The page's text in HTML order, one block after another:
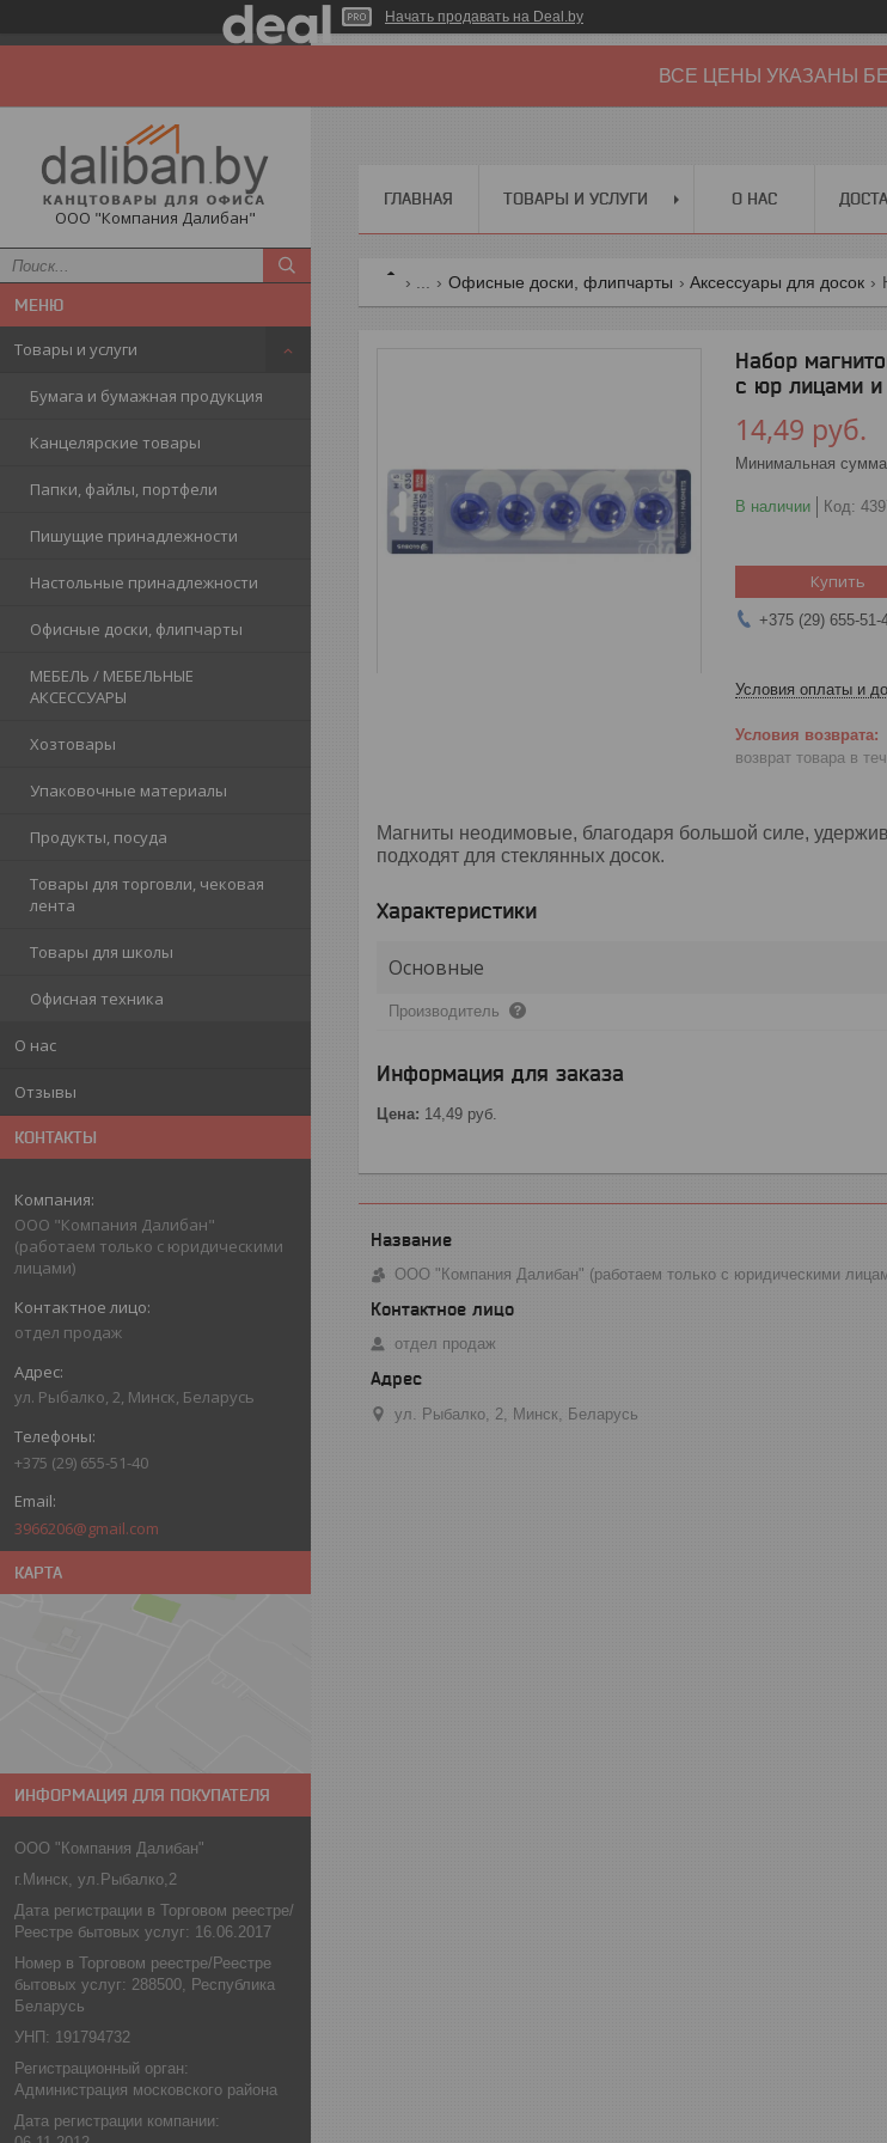
Начать продавать на Deal.by
ВСЕ ЦЕНЫ УКАЗАНЫ
ООО "Компания Далибан"
Товары и услуги
Бумага и бумажная продукция
Канцелярские товары
Папки, файлы, портфели
Пишущие принадлежности
Настольные принадлежности
Офисные доски, флипчарты
МЕБЕЛЬ / МЕБЕЛЬНЫЕ
АКСЕССУАРЫ
Хозтовары
Упаковочные материалы
Продукты, посуда
Товары для торговли, чековая
лента
Товары для школы
Офисная техника
О нас
Отзывы
КОНТАКТЫ
ООО "Компания Далибан"
(работаем только с юридическими
лицами)
отдел продаж
ул. Рыбалко, 2, Минск, Беларусь
+375 (29) 655-51-40
3966206@gmail.com
КАРТА
ИНФОРМАЦИЯ ДЛЯ ПОКУПАТЕЛЯ
ООО "Компания Далибан"
г.Минск, ул.Рыбалко,2
Дата регистрации в Торговом реестре/
Реестре бытовых услуг: 16.06.2017
Номер в Торговом реестре/Реестре
бытовых услуг: 288500, Республика
Беларусь
УНП: 191794732
Регистрационный орган:
Администрация московского района
Дата регистрации компании:
ГЛАВНАЯ ТОВАРЫ И УСЛУГИ О НАС
Офисные доски, флипчарты Аксессуары для досок
Набор
с юр лицами
14,49 руб.
Минимальная
В наличии Код:
Купить
+375 (29) 655-51-
Условия оплаты и
возврат товара в
Магниты неодимовые, благодаря большой силе,
подходят для стеклянных досок.
Характеристики
Основные
Производитель
Информация для заказа
Цена: 14,49 руб.
ООО "Компания Далибан" (работаем только с юридическими
отдел продаж
ул. Рыбалко, 2, Минск, Беларусь